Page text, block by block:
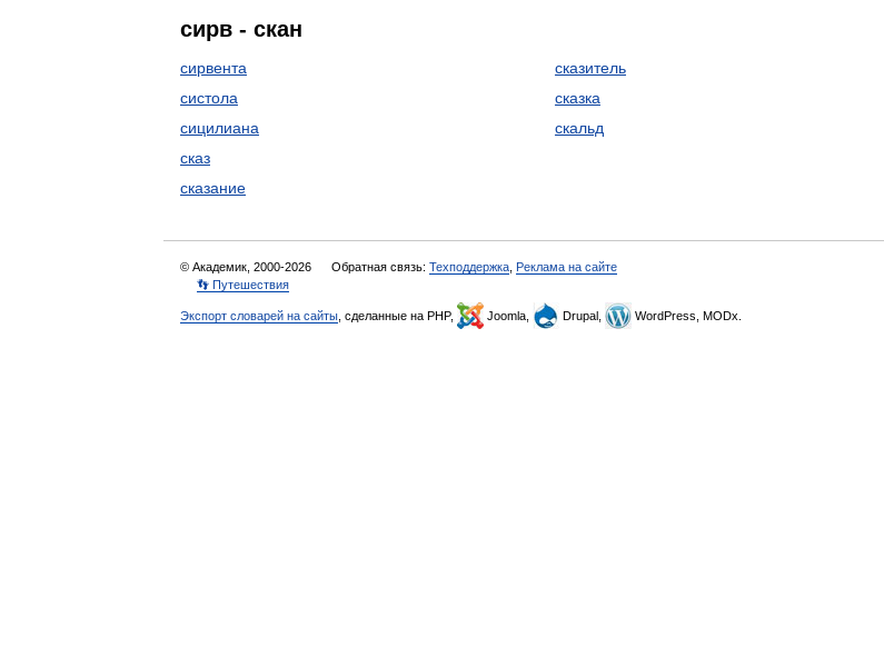
сирв - скан
сирвента
систола
сицилиана
сказ
сказание
сказитель
сказка
скальд
© Академик, 2000-2026 Обратная связь: Техподдержка Реклама на сайте
👣 Путешествия
Экспорт словарей на сайты , сделанные на PHP, Joomla, Drupal, WordPress, MODx.